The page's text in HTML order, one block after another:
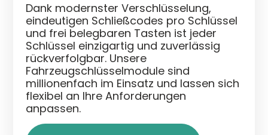
Dank modernster Verschlüsselung,
eindeutigen Schließcodes pro Schlüssel
und frei belegbaren Tasten ist jeder
Schlüssel einzigartig und zuverlässig
rückverfolgbar. Unsere
Fahrzeugschlüsselmodule sind
millionenfach im Einsatz und lassen sich
flexibel an Ihre Anforderungen
anpassen.